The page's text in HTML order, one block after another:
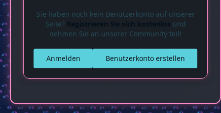
Sie haben noch kein Benutzerkonto auf unserer
Seite? Registrieren Sie sich kostenlos und
nehmen Sie an unserer Community teil!
Benutzerkonto erstellen
Anmelden